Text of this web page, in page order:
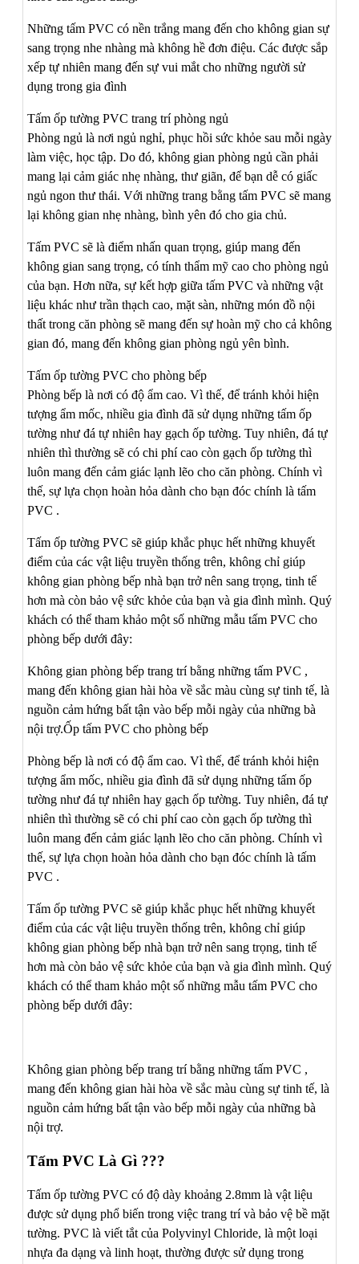
Những tấm PVC có nền trắng mang đến cho không gian sự
sang trọng nhe nhàng mà không hề đơn điệu. Các được sắp
xếp tự nhiên mang đến sự vui mắt cho những người sử
dụng trong gia đình
Tấm ốp tường PVC trang trí phòng ngủ
Phòng ngủ là nơi ngủ nghỉ, phục hồi sức khỏe sau mỗi ngày
làm việc, học tập. Do đó, không gian phòng ngủ cần phải
mang lại cảm giác nhẹ nhàng, thư giãn, để bạn dễ có giấc
ngủ ngon thư thái. Với những trang bằng tấm PVC sẽ mang
lại không gian nhẹ nhàng, bình yên đó cho gia chủ.
Tấm PVC sẽ là điểm nhấn quan trọng, giúp mang đến
không gian sang trọng, có tính thẩm mỹ cao cho phòng ngủ
của bạn. Hơn nữa, sự kết hợp giữa tấm PVC và những vật
liệu khác như trần thạch cao, mặt sàn, những món đồ nội
thất trong căn phòng sẽ mang đến sự hoàn mỹ cho cả không
gian đó, mang đến không gian phòng ngủ yên bình.
Tấm ốp tường PVC cho phòng bếp
Phòng bếp là nơi có độ ẩm cao. Vì thế, để tránh khỏi hiện
tượng ẩm mốc, nhiều gia đình đã sử dụng những tấm ốp
tường như đá tự nhiên hay gạch ốp tường. Tuy nhiên, đá tự
nhiên thì thường sẽ có chi phí cao còn gạch ốp tường thì
luôn mang đến cảm giác lạnh lẽo cho căn phòng. Chính vì
thế, sự lựa chọn hoàn hỏa dành cho bạn đóc chính là tấm
PVC .
Tấm ốp tường PVC sẽ giúp khắc phục hết những khuyết
điểm của các vật liệu truyền thống trên, không chỉ giúp
không gian phòng bếp nhà bạn trở nên sang trọng, tinh tế
hơn mà còn bảo vệ sức khỏe của bạn và gia đình mình. Quý
khách có thể tham khảo một số những mẫu tấm PVC cho
phòng bếp dưới đây:
Không gian phòng bếp trang trí bằng những tấm PVC ,
mang đến không gian hài hòa về sắc màu cùng sự tinh tế, là
nguồn cảm hứng bất tận vào bếp mỗi ngày của những bà
nội trợ.Ốp tấm PVC cho phòng bếp
Phòng bếp là nơi có độ ẩm cao. Vì thế, để tránh khỏi hiện
tượng ẩm mốc, nhiều gia đình đã sử dụng những tấm ốp
tường như đá tự nhiên hay gạch ốp tường. Tuy nhiên, đá tự
nhiên thì thường sẽ có chi phí cao còn gạch ốp tường thì
luôn mang đến cảm giác lạnh lẽo cho căn phòng. Chính vì
thế, sự lựa chọn hoàn hỏa dành cho bạn đóc chính là tấm
PVC .
Tấm ốp tường PVC sẽ giúp khắc phục hết những khuyết
điểm của các vật liệu truyền thống trên, không chỉ giúp
không gian phòng bếp nhà bạn trở nên sang trọng, tinh tế
hơn mà còn bảo vệ sức khỏe của bạn và gia đình mình. Quý
khách có thể tham khảo một số những mẫu tấm PVC cho
phòng bếp dưới đây:
Không gian phòng bếp trang trí bằng những tấm PVC ,
mang đến không gian hài hòa về sắc màu cùng sự tinh tế, là
nguồn cảm hứng bất tận vào bếp mỗi ngày của những bà
nội trợ.
Tấm PVC Là Gì ???
Tấm ốp tường PVC có độ dày khoảng 2.8mm là vật liệu
được sử dụng phổ biến trong việc trang trí và bảo vệ bề mặt
tường. PVC là viết tắt của Polyvinyl Chloride, là một loại
nhựa đa dạng và linh hoạt, thường được sử dụng trong